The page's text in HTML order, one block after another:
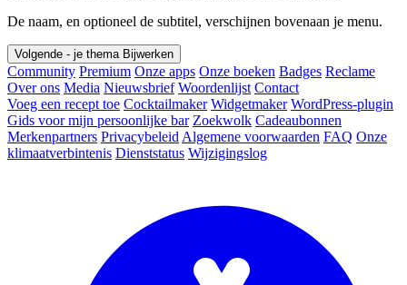
De naam, en optioneel de subtitel, verschijnen bovenaan je menu.
Volgende - je thema Bijwerken
Community Premium Onze apps Onze boeken Badges Reclame
Over ons Media Nieuwsbrief Woordenlijst Contact
Voeg een recept toe Cocktailmaker Widgetmaker WordPress-plugin
Gids voor mijn persoonlijke bar Zoekwolk Cadeaubonnen
Merkenpartners Privacybeleid Algemene voorwaarden FAQ Onze
klimaatverbintenis Dienststatus Wijzigingslog